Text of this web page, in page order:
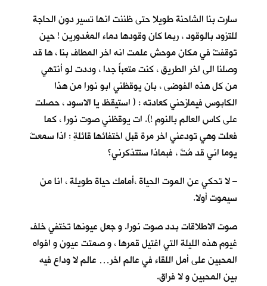
سارت بنا الشاحنة طويلا حتى ظننت انها تسير دون الحاجة
للتزود بالوقود ، ربما كان وقودها دماء المغدورين ! حين
توقفتْ في مكان موحش علمت انه اخر المطاف بنا ، ها قد
وصلنا الى اخر الطريق ، كنت متعباً جدا ، وددت لو أنتهي
من كل هذه الفوضى ، بان يوقظني ابو نورا من هذا
الكابوس فيمازحني كعادته : ( استيقظ يا الاسود ، حصلت
على كاس العالم بالنوم !). ات يوقظني صوت نورا ، كما
فعلت وهي تودعني اخر مرة قبل اختفائها قائلةِ : اذا سمعتَ
يوما اني قد مُتٌ ، فبماذا ستتذكرني؟
– لا تحكي عن الموت الحياة ،أمامك حياة طويلة ، انا من
سيموت أولا.
صوت الاطلاقات بدد صوت نورا. و جعل عيونها تختفي خلف
غيوم هذه الليلة التي اغتيل قمرها ، و صمتت عيون و افواه
المحبين على أمل اللقاء في عالم اخر… عالم لا وداع فيه
بين المحبين و لا فراق.